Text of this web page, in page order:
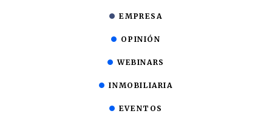
EMPRESA
OPINIÓN
WEBINARS
INMOBILIARIA
EVENTOS